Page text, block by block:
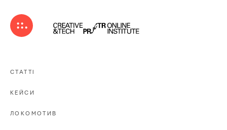
СТАТТІ
КЕЙСИ
ЛОКОМОТИВ